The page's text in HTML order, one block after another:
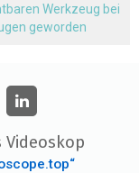
Werkzeug bei
geworden